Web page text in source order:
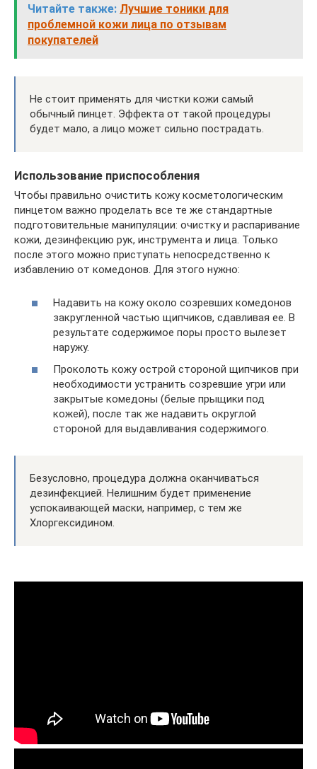
Читайте также: Лучшие тоники для
проблемной кожи лица по отзывам
покупателей
Не стоит применять для чистки кожи самый
обычный пинцет. Эффекта от такой процедуры
будет мало, а лицо может сильно пострадать.
Использование приспособления
Чтобы правильно очистить кожу косметологическим
пинцетом важно проделать все те же стандартные
подготовительные манипуляции: очистку и распаривание
кожи, дезинфекцию рук, инструмента и лица. Только
после этого можно приступать непосредственно к
избавлению от комедонов. Для этого нужно:
Надавить на кожу около созревших комедонов
закругленной частью щипчиков, сдавливая ее. В
результате содержимое поры просто вылезет
наружу.
Проколоть кожу острой стороной щипчиков при
необходимости устранить созревшие угри или
закрытые комедоны (белые прыщики под
кожей), после так же надавить округлой
стороной для выдавливания содержимого.
Безусловно, процедура должна оканчиваться
дезинфекцией. Нелишним будет применение
успокаивающей маски, например, с тем же
Хлоргексидином.